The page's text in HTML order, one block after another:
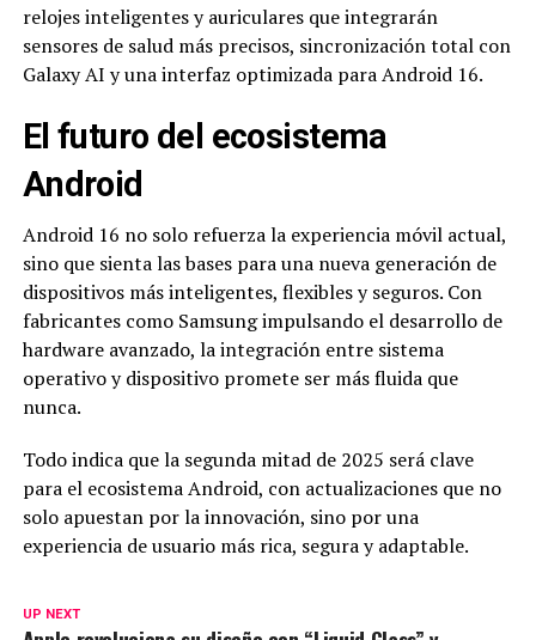
relojes inteligentes y auriculares que integrarán
sensores de salud más precisos, sincronización total con
Galaxy AI y una interfaz optimizada para Android 16.
El futuro del ecosistema
Android
Android 16 no solo refuerza la experiencia móvil actual,
sino que sienta las bases para una nueva generación de
dispositivos más inteligentes, flexibles y seguros. Con
fabricantes como Samsung impulsando el desarrollo de
hardware avanzado, la integración entre sistema
operativo y dispositivo promete ser más fluida que
nunca.
Todo indica que la segunda mitad de 2025 será clave
para el ecosistema Android, con actualizaciones que no
solo apuestan por la innovación, sino por una
experiencia de usuario más rica, segura y adaptable.
UP NEXT